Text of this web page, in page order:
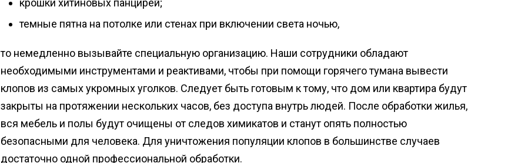
темные пятна на потолке или стенах при включении света ночью,
то немедленно вызывайте специальную организацию. Наши сотрудники обладают
необходимыми инструментами и реактивами, чтобы при помощи горячего тумана вывести
клопов из самых укромных уголков. Следует быть готовым к тому, что дом или квартира будут
закрыты на протяжении нескольких часов, без доступа внутрь людей. После обработки жилья,
вся мебель и полы будут очищены от следов химикатов и станут опять полностью
безопасными для человека. Для уничтожения популяции клопов в большинстве случаев
достаточно одной профессиональной обработки.